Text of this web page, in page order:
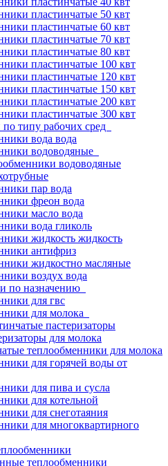
пластинчатые 50 квт
пластинчатые 60 квт
пластинчатые 70 квт
пластинчатые 80 квт
пластинчатые 100 квт
пластинчатые 120 квт
пластинчатые 150 квт
пластинчатые 200 квт
пластинчатые 300 квт
типу рабочих сред
вода вода
водоводяные
водоводяные
пар вода
фреон вода
масло вода
вода гликоль
жидкость жидкость
антифриз
жидкостно масляные
воздух вода
по назначению
для гвс
для молока
пастеризаторы
для молока
теплообменники для молока
для горячей воды от
для пива и сусла
для котельной
для снеготаяния
для многоквартирного
теплообменники